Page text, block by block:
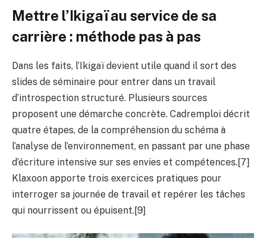
Mettre l’Ikigaï au service de sa
carrière : méthode pas à pas
Dans les faits, l’Ikigaï devient utile quand il sort des
slides de séminaire pour entrer dans un travail
d’introspection structuré. Plusieurs sources
proposent une démarche concrète. Cadremploi décrit
quatre étapes, de la compréhension du schéma à
l’analyse de l’environnement, en passant par une phase
d’écriture intensive sur ses envies et compétences.[7]
Klaxoon apporte trois exercices pratiques pour
interroger sa journée de travail et repérer les tâches
qui nourrissent ou épuisent.[9]